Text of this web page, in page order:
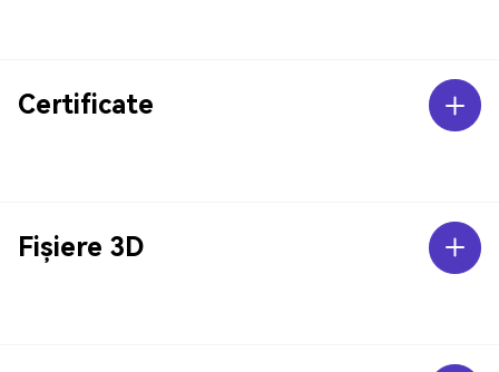
Certificate
Fișiere 3D